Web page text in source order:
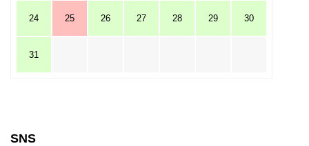
24 25 26 27 28 29 30
31
SNS